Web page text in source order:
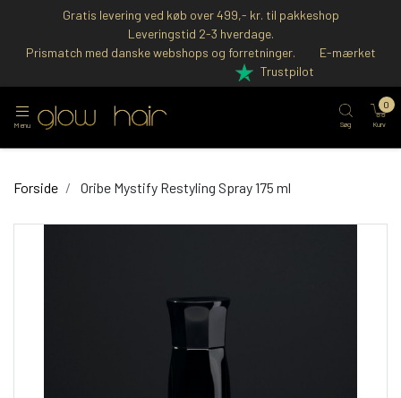
Gratis levering ved køb over 499,- kr. til pakkeshop
Leveringstid 2-3 hverdage.
Prismatch med danske webshops og forretninger.
E-mærket
Trustpilot
Menu Søg Kurv
0
Forside Oribe Mystify Restyling Spray 175 ml